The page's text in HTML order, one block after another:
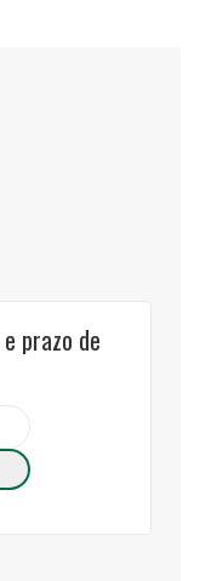
prazo de